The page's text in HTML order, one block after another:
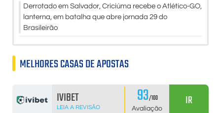
Derrotado em Salvador, Criciúma recebe o Atlético-GO,
lanterna, em batalha que abre jornada 29 do
Brasileirão
MELHORES CASAS DE APOSTAS
IVIBET
LEIA A REVISÃO 93/100
Avaliação
IR